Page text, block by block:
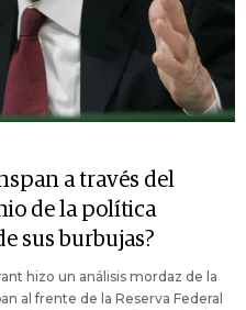
a través del
de la política
sus burbujas?
hizo un análisis mordaz de la
al frente de la Reserva Federal